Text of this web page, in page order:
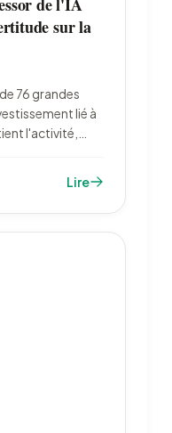
sur la
76 grandes
lié à
l'activité,
contre
Lire